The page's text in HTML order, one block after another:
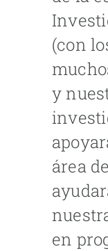
(con
y
área
en